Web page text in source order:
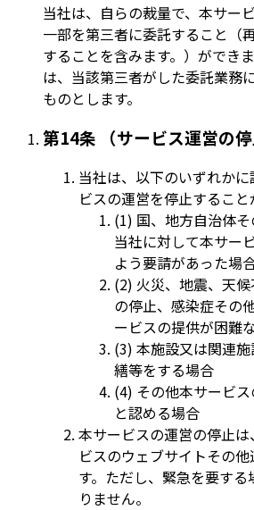
当社は、自らの裁量で、本サー
一部を第三者に委託すること（
することを含みます。）ができ
は、当該第三者がした委託業務
ものとします。
第14条 （サービス運営の停
当社は、以下のいずれか
ビスの運営を停止すること
(1) 国、地方自治体
当社に対して本サー
よう要請があった場
(2) 火災、地震、天
の停止、感染症その
ービスの提供が困難
(3) 本施設又は関連
繕等をする場合
(4) その他本サービ
と認める場合
本サービスの運営の停止
ビスのウェブサイトその
す。ただし、緊急を要す
りません。